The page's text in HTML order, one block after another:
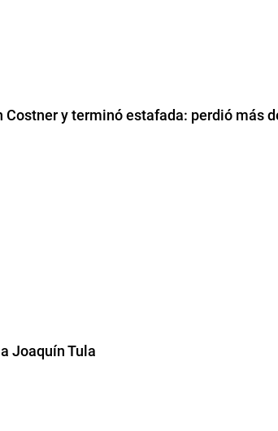
y terminó estafada: perdió más
Joaquín Tula